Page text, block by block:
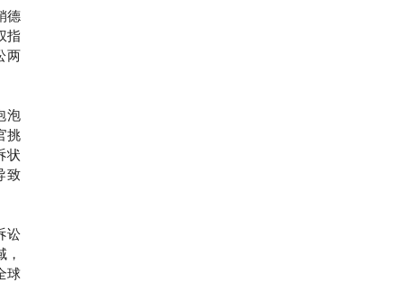
德
指
两
泡
挑
状
致
讼
球